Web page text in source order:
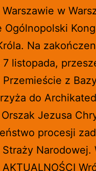
w
Ogólnopolski
Na
listopada,
z
do
Jezusa
procesji
Straży Narodowej.